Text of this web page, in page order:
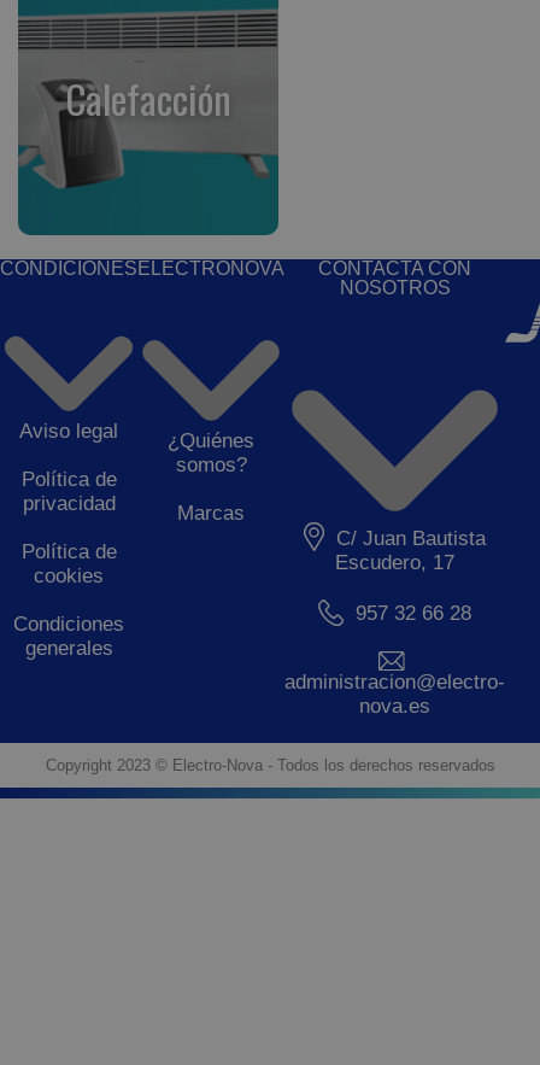
Calefacción
CONDICIONES
Aviso legal
Política de
privacidad
Política de
cookies
Condiciones
generales
ELECTRONOVA
¿Quiénes
somos?
Marcas
CONTACTA CON
NOSOTROS
C/ Juan Bautista
Escudero, 17
957 32 66 28
administracion@electro-
nova.es
Copyright 2023 © Electro-Nova - Todos los derechos reservados